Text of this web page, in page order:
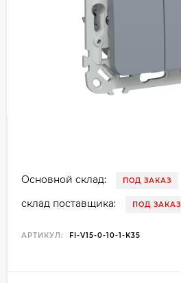
Основной склад: ПОД ЗАКАЗ
склад поставщика: ПОД ЗАКАЗ
АРТИКУЛ: FI-V15-0-10-1-K35